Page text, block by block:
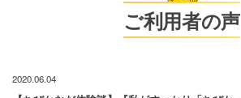
ご利用者の声
2020.06.04